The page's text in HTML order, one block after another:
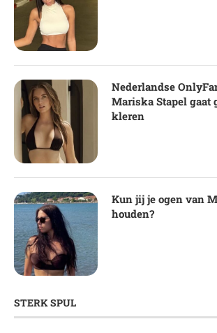
Nederlandse
Mariska Stapel gaat
kleren
Kun jij je ogen van
houden?
STERK SPUL